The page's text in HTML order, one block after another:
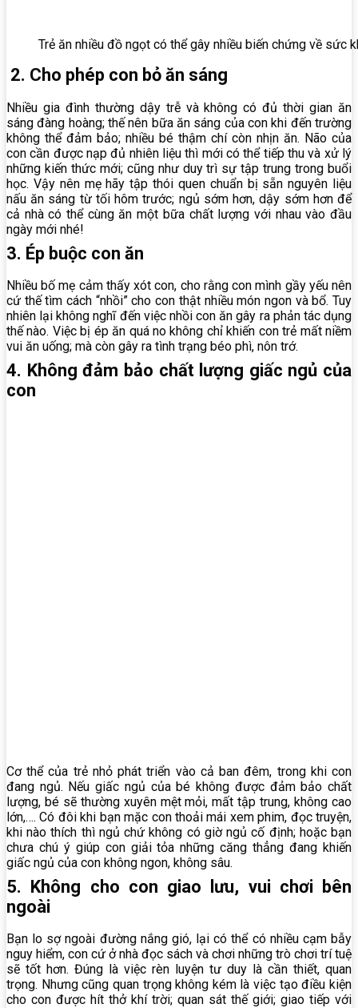
Trẻ ăn nhiều đồ ngọt có thể gây nhiều biến chứng về sức
2. Cho phép con bỏ ăn sáng
Nhiều gia đình thường dậy trễ và không có đủ thời gian ăn
sáng đàng hoàng; thế nên bữa ăn sáng của con khi đến trường
không thể đảm bảo; nhiều bé thậm chí còn nhịn ăn. Não của
con cần được nạp đủ nhiên liệu thì mới có thể tiếp thu và xử lý
những kiến thức mới; cũng như duy trì sự tập trung trong buổi
học. Vậy nên mẹ hãy tập thói quen chuẩn bị sẵn nguyên liệu
nấu ăn sáng từ tối hôm trước; ngủ sớm hơn, dậy sớm hơn để
cả nhà có thể cùng ăn một bữa chất lượng với nhau vào đầu
ngày mới nhé!
3. Ép buộc con ăn
Nhiều bố mẹ cảm thấy xót con, cho rằng con mình gầy yếu nên
cứ thế tìm cách “nhồi” cho con thật nhiều món ngon và bổ. Tuy
nhiên lại không nghĩ đến việc nhồi con ăn gây ra phản tác dụng
thế nào. Việc bị ép ăn quá no không chỉ khiến con trẻ mất niềm
vui ăn uống; mà còn gây ra tình trạng béo phì, nôn trớ.
4. Không đảm bảo chất lượng giấc ngủ của
con
Cơ thể của trẻ nhỏ phát triển vào cả ban đêm, trong khi con
đang ngủ. Nếu giấc ngủ của bé không được đảm bảo chất
lượng, bé sẽ thường xuyên mệt mỏi, mất tập trung, không cao
lớn,…. Có đôi khi bạn mặc con thoải mái xem phim, đọc truyện,
khi nào thích thì ngủ chứ không có giờ ngủ cố định; hoặc bạn
chưa chú ý giúp con giải tỏa những căng thẳng đang khiến
giấc ngủ của con không ngon, không sâu.
5. Không cho con giao lưu, vui chơi bên
ngoài
Bạn lo sợ ngoài đường nắng gió, lại có thể có nhiều cạm bẫy
nguy hiểm, con cứ ở nhà đọc sách và chơi những trò chơi trí tuệ
sẽ tốt hơn. Đúng là việc rèn luyện tư duy là cần thiết, quan
trọng. Nhưng cũng quan trọng không kém là việc tạo điều kiện
cho con được hít thở khí trời; quan sát thế giới; giao tiếp với